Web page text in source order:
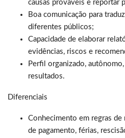
causas prováveis e reportar
Boa comunicação para
diferentes públicos;
Capacidade de elaborar
evidências, riscos e
Perfil organizado,
resultados.
Diferenciais
Conhecimento em regras
de pagamento, férias,